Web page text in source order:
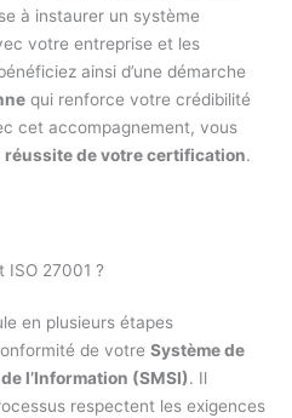
à instaurer un système
votre entreprise et les
ainsi d’une démarche
qui renforce votre crédibilité
cet accompagnement, vous
réussite de votre certification.
ISO 27001 ?
en plusieurs étapes
de votreSystème de
l’Information (SMSI). Il
respectent les exigences